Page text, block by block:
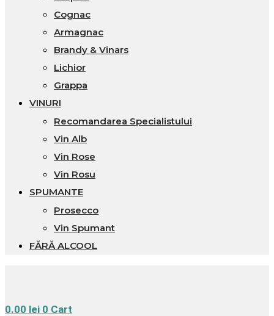
Cognac
Armagnac
Brandy & Vinars
Lichior
Grappa
VINURI
Recomandarea Specialistului
Vin Alb
Vin Rose
Vin Rosu
SPUMANTE
Prosecco
Vin Spumant
FĂRĂ ALCOOL
0.00 lei 0 Cart